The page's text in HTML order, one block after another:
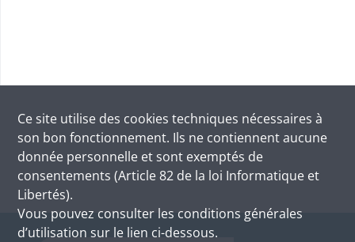
Ce site utilise des cookies techniques nécessaires à
son bon fonctionnement. Ils ne contiennent aucune
donnée personnelle et sont exemptés de
consentements (Article 82 de la loi Informatique et
Libertés).
Vous pouvez consulter les conditions générales
d’utilisation sur le lien ci-dessous.